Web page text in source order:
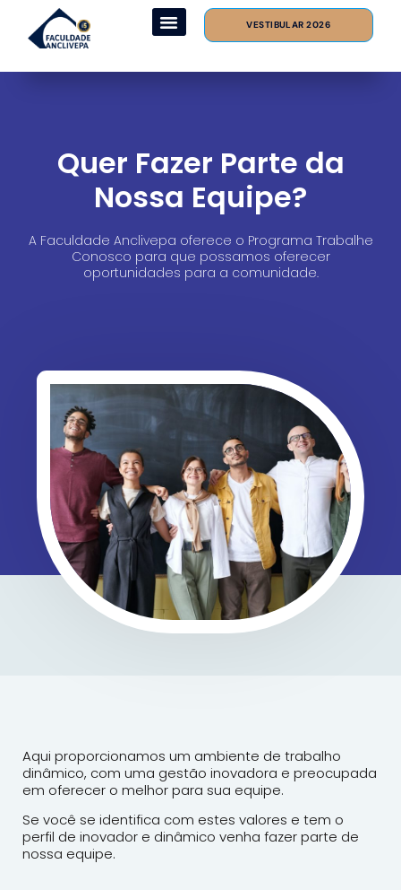
VESTIBULAR 2026
Quer Fazer Parte da
Nossa Equipe?
A Faculdade Anclivepa oferece o Programa Trabalhe
Conosco para que possamos oferecer
oportunidades para a comunidade.
Aqui proporcionamos um ambiente de trabalho
dinâmico, com uma gestão inovadora e preocupada
em oferecer o melhor para sua equipe.
Se você se identifica com estes valores e tem o
perfil de inovador e dinâmico venha fazer parte de
nossa equipe.